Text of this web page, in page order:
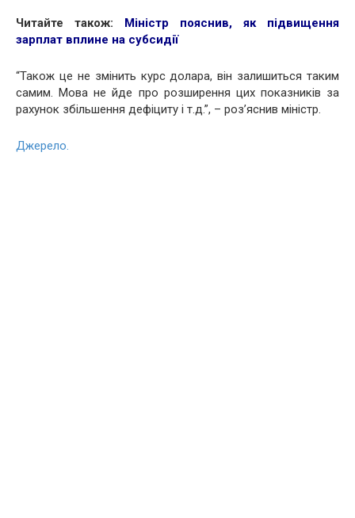
Читайте також: Міністр пояснив, як підвищення
зарплат вплине на субсидії
“Також це не змінить курс долара, він залишиться таким
самим. Мова не йде про розширення цих показників за
рахунок збільшення дефіциту і т.д.”, – роз’яснив міністр.
Джерело.